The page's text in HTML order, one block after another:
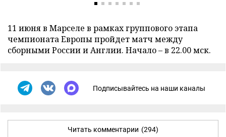
11 июня в Марселе в рамках группового этапа
чемпионата Европы пройдет матч между
сборными России и Англии. Начало – в 22.00 мск.
Подписывайтесь на наши каналы
Читать комментарии (294)